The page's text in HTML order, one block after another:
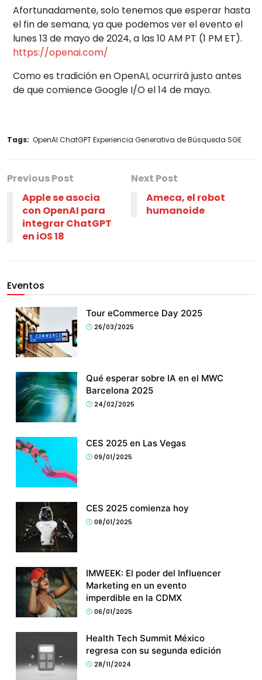
Afortunadamente, solo tenemos que esperar hasta
el fin de semana, ya que podemos ver el evento el
lunes 13 de mayo de 2024, a las 10 AM PT (1 PM ET).
https://openai.com/
Como es tradición en OpenAI, ocurrirá justo antes
de que comience Google I/O el 14 de mayo.
Tags: OpenAI ChatGPT Experiencia Generativa de Búsqueda SGE
Previous Post
Apple se asocia
con OpenAI para
integrar ChatGPT
en iOS 18
Next Post
Ameca, el robot
humanoide
Eventos
Tour eCommerce Day 2025
26/03/2025
Qué esperar sobre IA en el MWC
Barcelona 2025
24/02/2025
CES 2025 en Las Vegas
09/01/2025
CES 2025 comienza hoy
08/01/2025
IMWEEK: El poder del Influencer
Marketing en un evento
imperdible en la CDMX
06/01/2025
Health Tech Summit México
regresa con su segunda edición
28/11/2024